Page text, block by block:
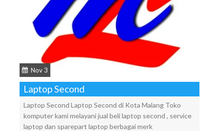
Nov 3
Laptop Second
Laptop Second Laptop Second di Kota Malang Toko
komputer kami melayani jual beli laptop second , service
laptop dan sparepart laptop berbagai merk